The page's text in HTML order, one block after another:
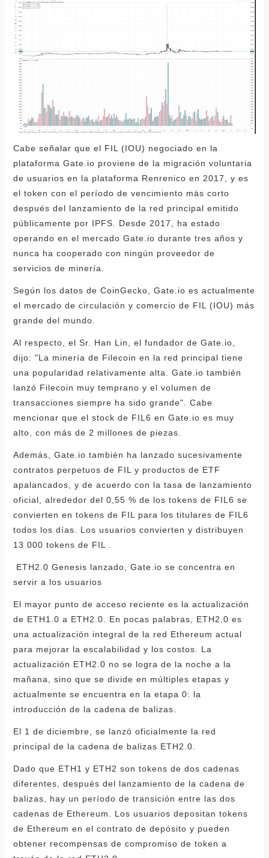
Cabe señalar que el FIL (IOU) negociado en la
plataforma Gate.io proviene de la migración voluntaria
de usuarios en la plataforma Renrenico en 2017, y es
el token con el período de vencimiento más corto
después del lanzamiento de la red principal emitido
públicamente por IPFS. Desde 2017, ha estado
operando en el mercado Gate.io durante tres años y
nunca ha cooperado con ningún proveedor de
servicios de minería.
Según los datos de CoinGecko, Gate.io es actualmente
el mercado de circulación y comercio de FIL (IOU) más
grande del mundo.
Al respecto, el Sr. Han Lin, el fundador de Gate.io,
dijo: "La minería de Filecoin en la red principal tiene
una popularidad relativamente alta. Gate.io también
lanzó Filecoin muy temprano y el volumen de
transacciones siempre ha sido grande". Cabe
mencionar que el stock de FIL6 en Gate.io es muy
alto, con más de 2 millones de piezas.
Además, Gate.io también ha lanzado sucesivamente
contratos perpetuos de FIL y productos de ETF
apalancados, y de acuerdo con la tasa de lanzamiento
oficial, alrededor del 0,55 % de los tokens de FIL6 se
convierten en tokens de FIL para los titulares de FIL6
todos los días. Los usuarios convierten y distribuyen
13 000 tokens de FIL .
ETH2.0 Genesis lanzado, Gate.io se concentra en
servir a los usuarios
El mayor punto de acceso reciente es la actualización
de ETH1.0 a ETH2.0. En pocas palabras, ETH2.0 es
una actualización integral de la red Ethereum actual
para mejorar la escalabilidad y los costos. La
actualización ETH2.0 no se logra de la noche a la
mañana, sino que se divide en múltiples etapas y
actualmente se encuentra en la etapa 0: la
introducción de la cadena de balizas.
El 1 de diciembre, se lanzó oficialmente la red
principal de la cadena de balizas ETH2.0.
Dado que ETH1 y ETH2 son tokens de dos cadenas
diferentes, después del lanzamiento de la cadena de
balizas, hay un período de transición entre las dos
cadenas de Ethereum. Los usuarios depositan tokens
de Ethereum en el contrato de depósito y pueden
obtener recompensas de compromiso de token a